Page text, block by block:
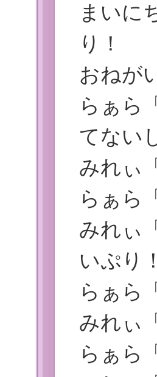
まいに
り！
おねが
らぁら
てない
みれぃ
らぁら
みれぃ
いぷり
らぁら
みれぃ
らぁら